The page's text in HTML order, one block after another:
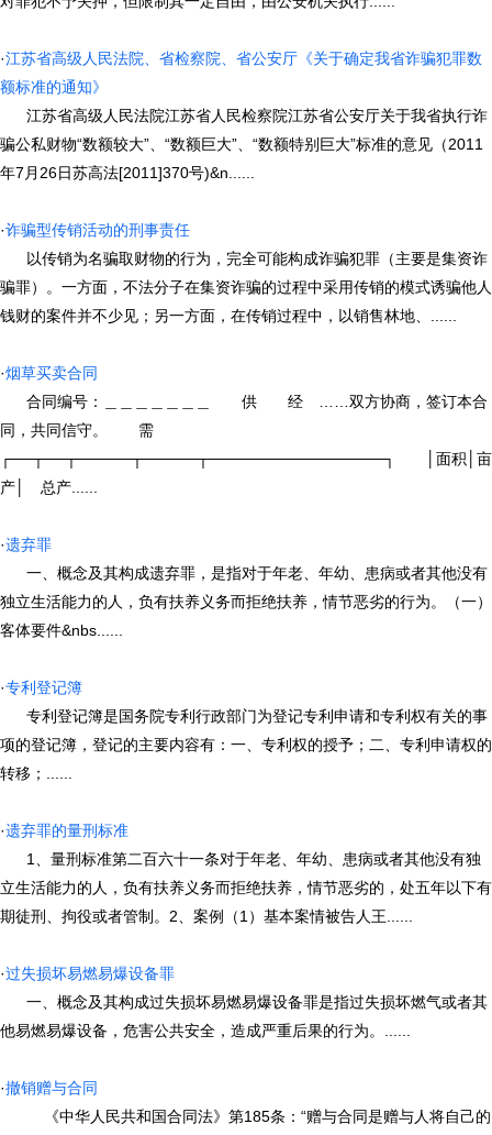
·江苏省高级人民法院、省检察院、省公安厅《关于确定我省诈骗犯罪数
额标准的通知》
江苏省高级人民法院江苏省人民检察院江苏省公安厅关于我省执行诈
骗公私财物“数额较大”、“数额巨大”、“数额特别巨大”标准的意见（2011
年7月26日苏高法[2011]370号)&n......
·诈骗型传销活动的刑事责任
以传销为名骗取财物的行为，完全可能构成诈骗犯罪（主要是集资诈
骗罪）。一方面，不法分子在集资诈骗的过程中采用传销的模式诱骗他人
钱财的案件并不少见；另一方面，在传销过程中，以销售林地、......
·烟草买卖合同
合同编号：＿＿＿＿＿＿＿ 供 经 ……双方协商，签订本合
同，共同信守。 需
┌──┬──┬─────┬─────┬────────────────┐ │面积│亩
产│ 总产......
·遗弃罪
一、概念及其构成遗弃罪，是指对于年老、年幼、患病或者其他没有
独立生活能力的人，负有扶养义务而拒绝扶养，情节恶劣的行为。（一）
客体要件&nbs......
·专利登记簿
专利登记簿是国务院专利行政部门为登记专利申请和专利权有关的事
项的登记簿，登记的主要内容有：一、专利权的授予；二、专利申请权的
转移；......
·遗弃罪的量刑标准
1、量刑标准第二百六十一条对于年老、年幼、患病或者其他没有独
立生活能力的人，负有扶养义务而拒绝扶养，情节恶劣的，处五年以下有
期徒刑、拘役或者管制。2、案例（1）基本案情被告人王......
·过失损坏易燃易爆设备罪
一、概念及其构成过失损坏易燃易爆设备罪是指过失损坏燃气或者其
他易燃易爆设备，危害公共安全，造成严重后果的行为。......
·撤销赠与合同
《中华人民共和国合同法》第185条：“赠与合同是赠与人将自己的